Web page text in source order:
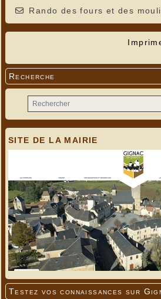
Rando des fours et des
Recherche
SITE DE LA MAIRIE
Testez vos connaissances sur